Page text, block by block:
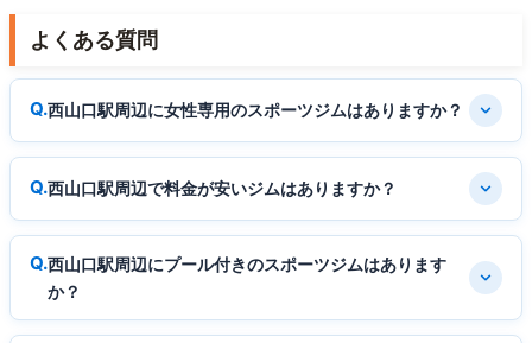
よくある質問
西山口駅周辺に女性専用のスポーツジムはありますか？
西山口駅周辺で料金が安いジムはありますか？
西山口駅周辺にプール付きのスポーツジムはあります
か？